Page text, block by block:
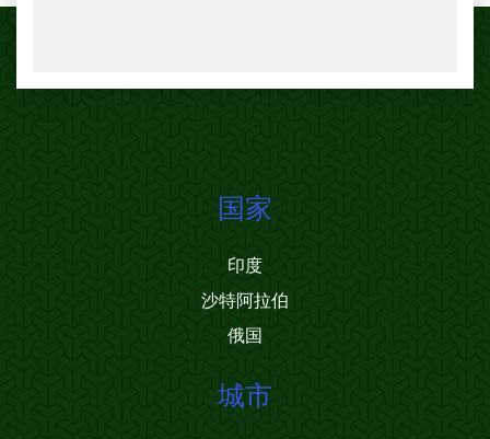
国家
印度
沙特阿拉伯
俄国
城市